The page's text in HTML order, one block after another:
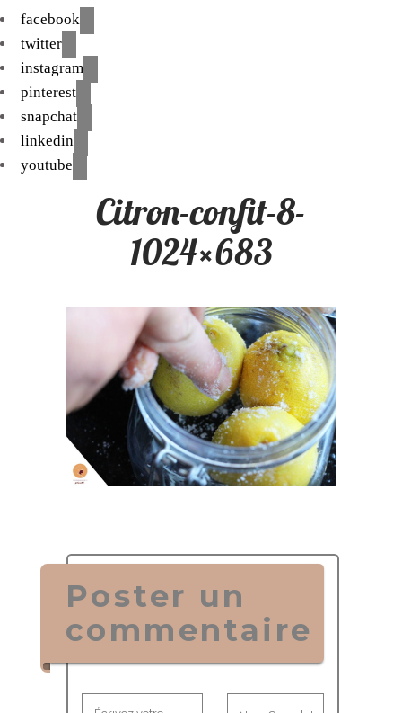
facebook
twitter
instagram
pinterest
snapchat
linkedin
youtube
Citron-confit-8-
1024×683
Poster un
commentaire